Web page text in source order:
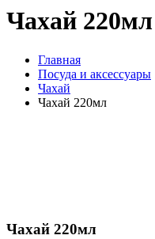
Чахай 220мл
Главная
Посуда и аксессуары
Чахай
Чахай 220мл
Чахай 220мл